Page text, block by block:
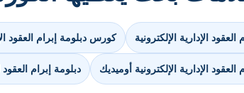
العقود الإدارية الإلكترونية كورس دبلومة إبرام العقود
العقود الإدارية الإلكترونية أوميديك دبلومة إبرام